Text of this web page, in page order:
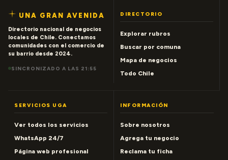
UNA GRAN AVENIDA
Directorio nacional de negocios
locales de Chile. Conectamos
comunidades con el comercio de
su barrio desde 2024.
SINCRONIZADO A LAS 21:55
DIRECTORIO
Explorar rubros
Buscar por comuna
Mapa de negocios
Todo Chile
SERVICIOS UGA
Ver todos los servicios
WhatsApp 24/7
Página web profesional
INFORMACIÓN
Sobre nosotros
Agrega tu negocio
Reclama tu ficha